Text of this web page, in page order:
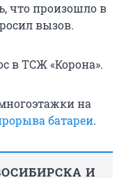
что произошло в
вызов.
в ТСЖ «Корона».
на
батареи.
И